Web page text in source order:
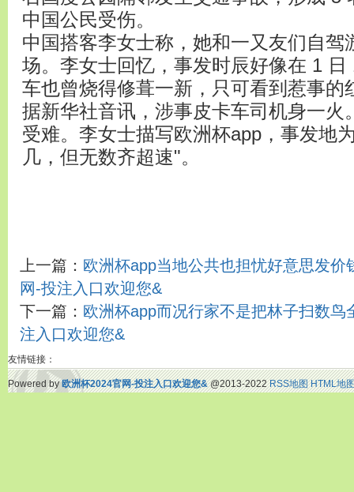
中国公民受伤。
中国搭客李女士称，她和一又友们自驾
场。李女士回忆，事发时辰好像在 1
车也曾烧得修葺一新，只可看到惹事的
据新华社音讯，涉事皮卡车司机身一火
受难。李女士描写欧洲杯app，事发地
几，但无数齐超速"。
上一篇： 欧洲杯app当地公共也担忧好意思发
网-投注入口欢迎您&
下一篇： 欧洲杯app而况行家不是把林子扫数
注入口欢迎您&
友情链接：
Powered by欧洲杯2024官网-投注入口欢迎您&@2013-2022RSS地图 HTML地